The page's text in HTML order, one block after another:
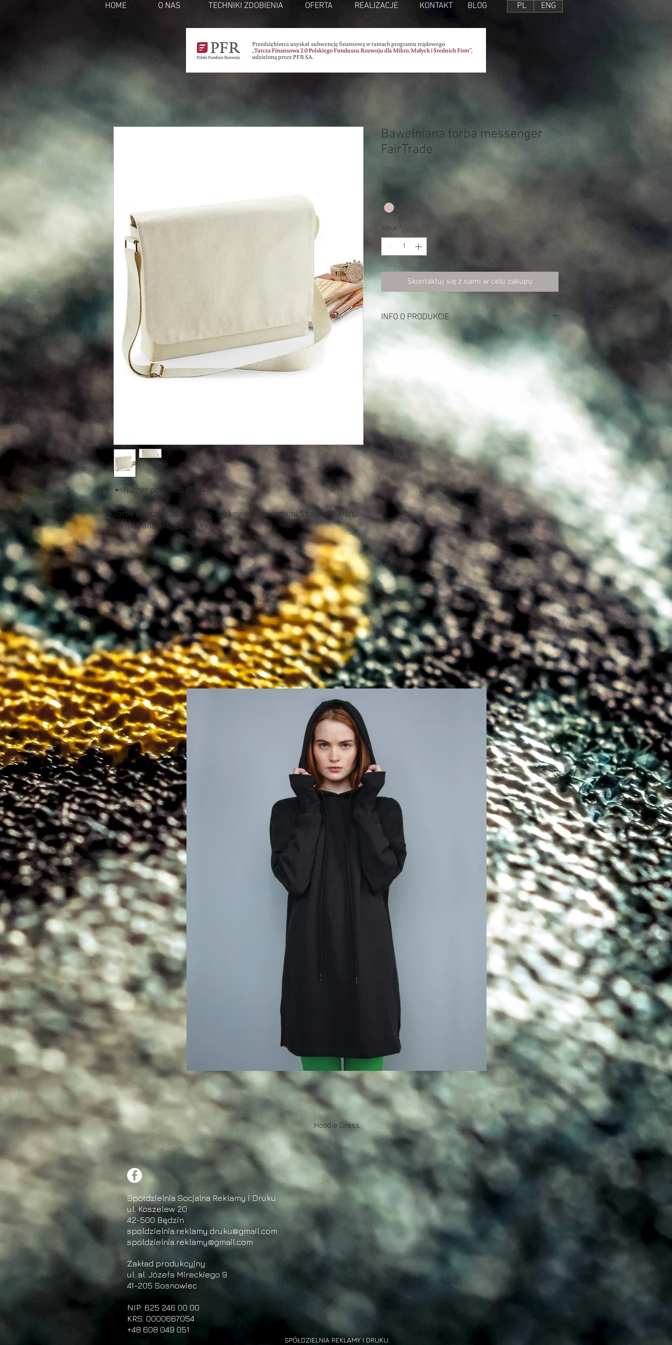
PL ENG
HOME O NAS TECHNIKI ZDOBIENIA OFERTA REALIZACJE KONTAKT BLOG
Numer produktu W464
Torba przeznaczona jest do znakowania metodami Sitodruku, Haftu,
Termotransferu, Flexu i Flocku.
Bawełniana torba messenger
FairTrade
SKU: 64428
Kolor
Sztuk *
Skontaktuj się z nami w celu zakupu
INFO O PRODUKCIE
Certyfikowana bawełna FairTrade
Wymiary: 35 x 28 x 9 cm.
Podgląd
Hoodie Dress
Spółdzielnia Socjalna Reklamy i Druku
ul. Koszelew 20
42-500 Będzin
spoldzielnia.reklamy.druku@gmail.com
spoldzielnia.reklamy@gmail.com
Zakład produkcyjny:
ul. al. Józefa Mireckiego 9
41-205 Sosnowiec
NIP: 625 246 00 00
KRS: 0000667054
+48 608 049 051
SPÓŁDZIELNIA REKLAMY I DRUKU